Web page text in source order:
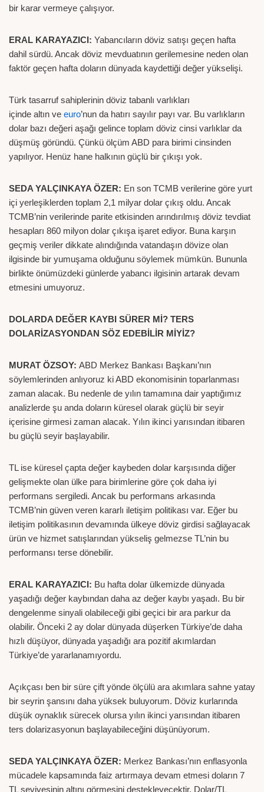
bir karar vermeye çalışıyor.
ERAL KARAYAZICI: Yabancıların döviz satışı geçen hafta
dahil sürdü. Ancak döviz mevduatının gerilemesine neden olan
faktör geçen hafta doların dünyada kaydettiği değer yükselişi.
Türk tasarruf sahiplerinin döviz tabanlı varlıkları
içinde altın ve euro’nun da hatırı sayılır payı var. Bu varlıkların
dolar bazı değeri aşağı gelince toplam döviz cinsi varlıklar da
düşmüş göründü. Çünkü ölçüm ABD para birimi cinsinden
yapılıyor. Henüz hane halkının güçlü bir çıkışı yok.
SEDA YALÇINKAYA ÖZER: En son TCMB verilerine göre yurt
içi yerleşiklerden toplam 2,1 milyar dolar çıkış oldu. Ancak
TCMB’nin verilerinde parite etkisinden arındırılmış döviz tevdiat
hesapları 860 milyon dolar çıkışa işaret ediyor. Buna karşın
geçmiş veriler dikkate alındığında vatandaşın dövize olan
ilgisinde bir yumuşama olduğunu söylemek mümkün. Bununla
birlikte önümüzdeki günlerde yabancı ilgisinin artarak devam
etmesini umuyoruz.
DOLARDA DEĞER KAYBI SÜRER Mİ? TERS
DOLARİZASYONDAN SÖZ EDEBİLİR MİYİZ?
MURAT ÖZSOY: ABD Merkez Bankası Başkanı’nın
söylemlerinden anlıyoruz ki ABD ekonomisinin toparlanması
zaman alacak. Bu nedenle de yılın tamamına dair yaptığımız
analizlerde şu anda doların küresel olarak güçlü bir seyir
içerisine girmesi zaman alacak. Yılın ikinci yarısından itibaren
bu güçlü seyir başlayabilir.
TL ise küresel çapta değer kaybeden dolar karşısında diğer
gelişmekte olan ülke para birimlerine göre çok daha iyi
performans sergiledi. Ancak bu performans arkasında
TCMB’nin güven veren kararlı iletişim politikası var. Eğer bu
iletişim politikasının devamında ülkeye döviz girdisi sağlayacak
ürün ve hizmet satışlarından yükseliş gelmezse TL’nin bu
performansı terse dönebilir.
ERAL KARAYAZICI: Bu hafta dolar ülkemizde dünyada
yaşadığı değer kaybından daha az değer kaybı yaşadı. Bu bir
dengelenme sinyali olabileceği gibi geçici bir ara parkur da
olabilir. Önceki 2 ay dolar dünyada düşerken Türkiye’de daha
hızlı düşüyor, dünyada yaşadığı ara pozitif akımlardan
Türkiye’de yararlanamıyordu.
Açıkçası ben bir süre çift yönde ölçülü ara akımlara sahne yatay
bir seyrin şansını daha yüksek buluyorum. Döviz kurlarında
düşük oynaklık sürecek olursa yılın ikinci yarısından itibaren
ters dolarizasyonun başlayabileceğini düşünüyorum.
SEDA YALÇINKAYA ÖZER: Merkez Bankası’nın enflasyonla
mücadele kapsamında faiz artırmaya devam etmesi doların 7
TL seviyesinin altını görmesini destekleyecektir. Dolar/TL